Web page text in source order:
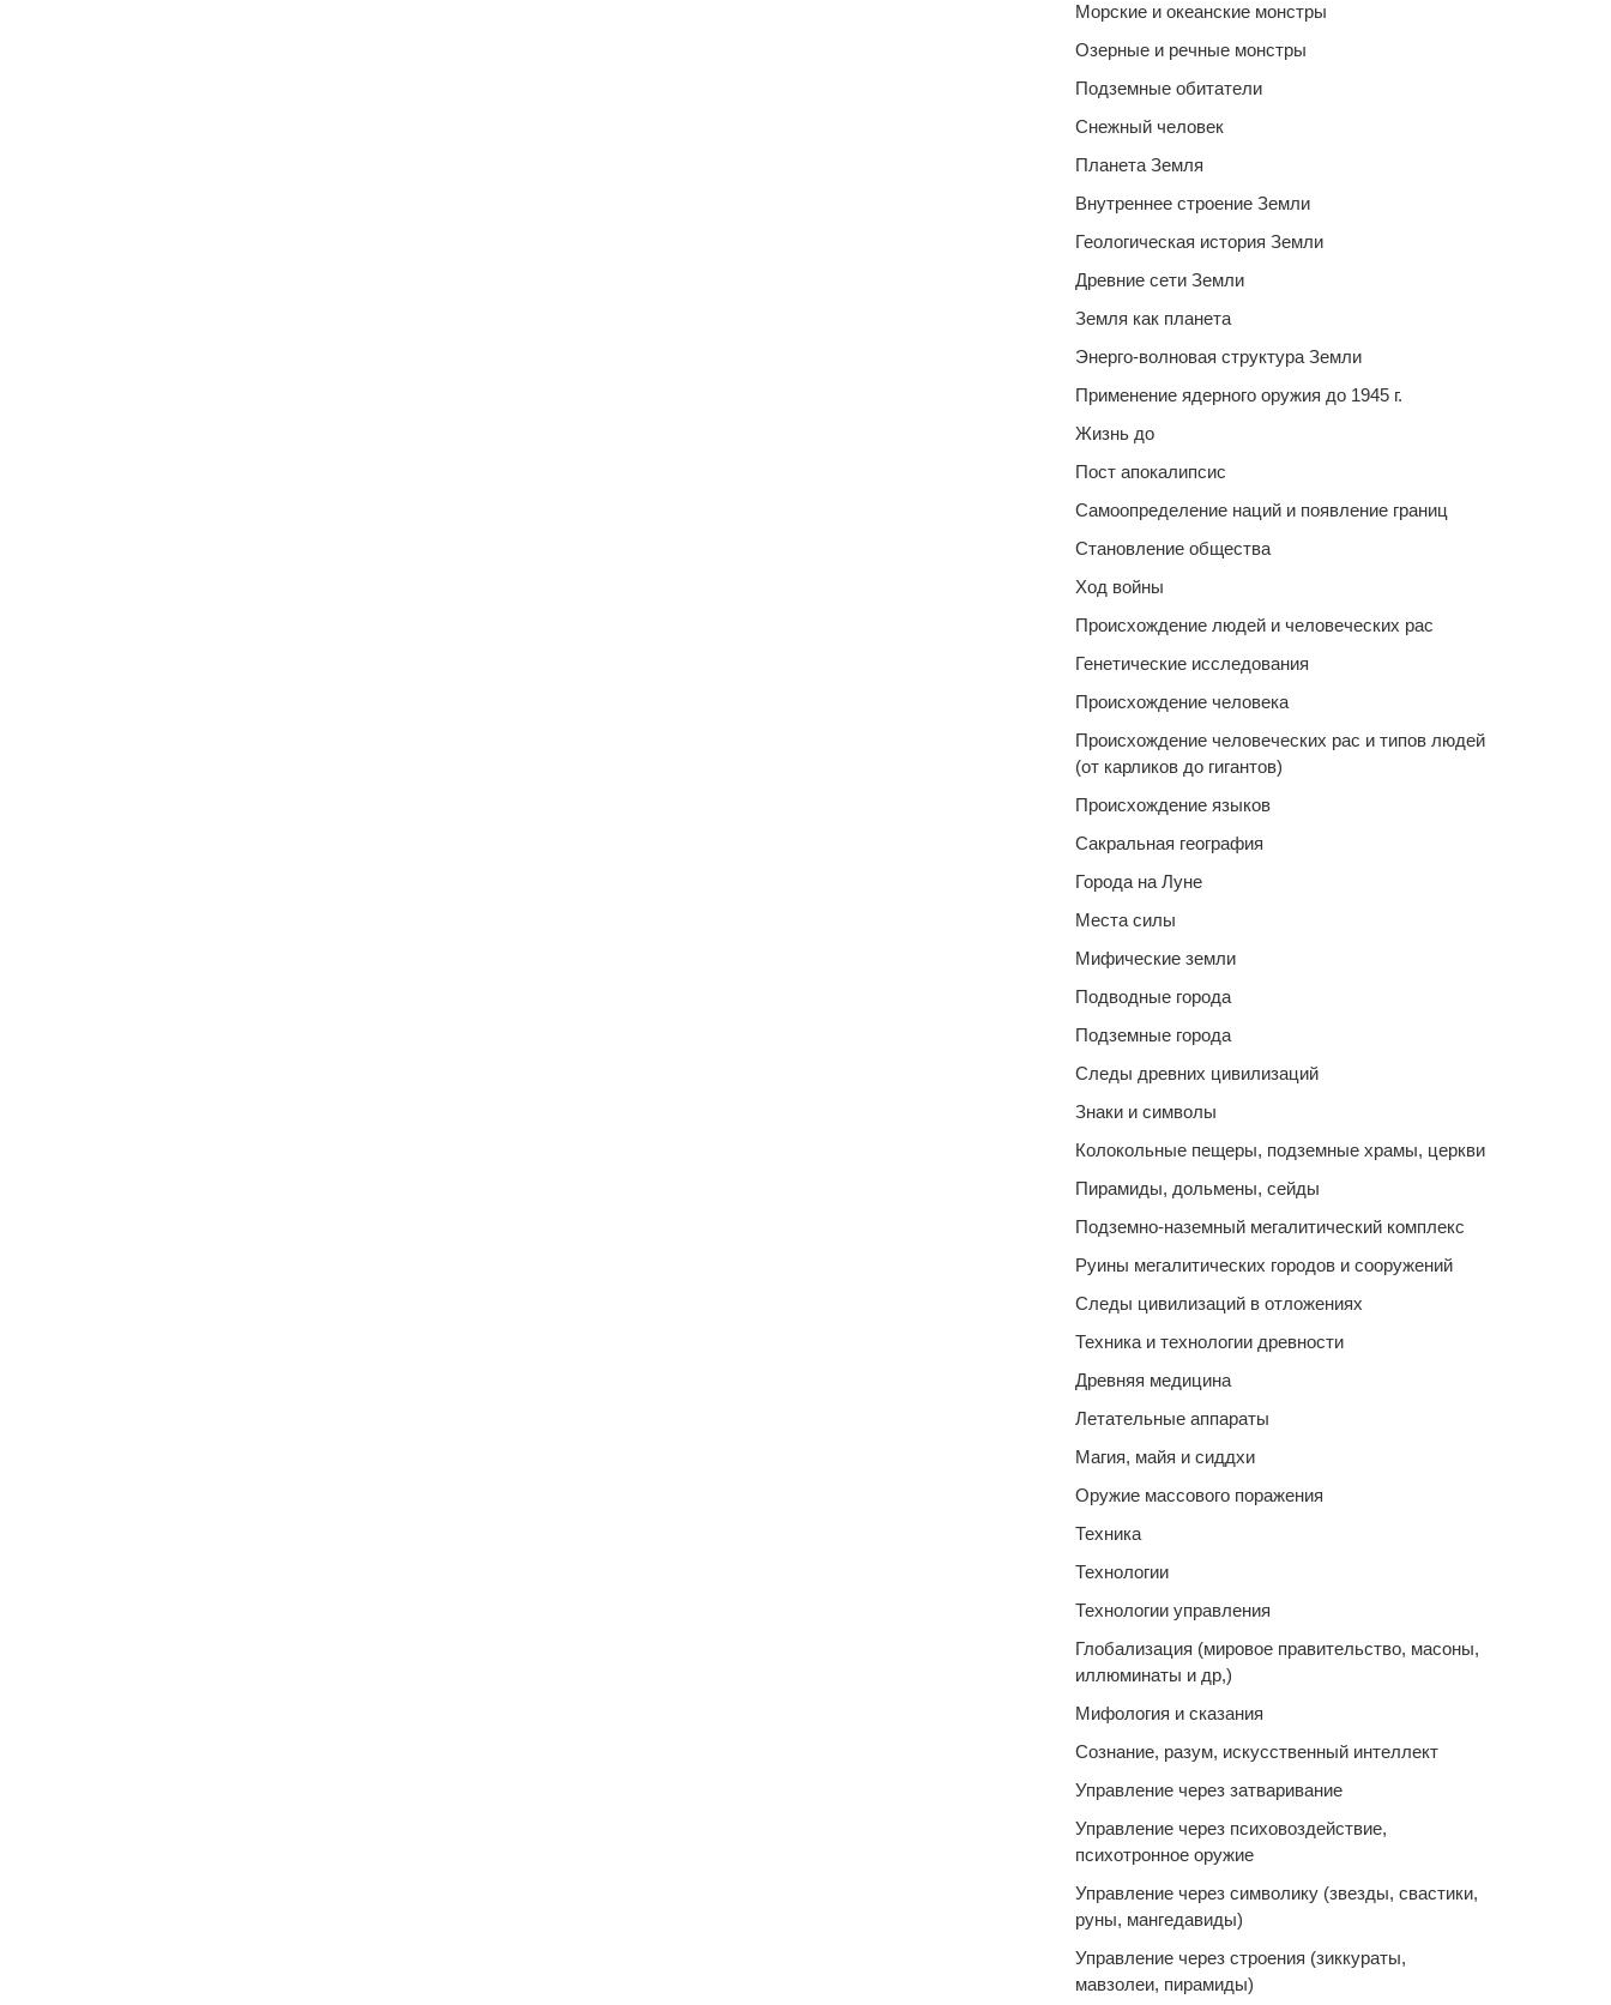
Морские и океанские монстры
Озерные и речные монстры
Подземные обитатели
Снежный человек
Планета Земля
Внутреннее строение Земли
Геологическая история Земли
Древние сети Земли
Земля как планета
Энерго-волновая структура Земли
Применение ядерного оружия до 1945 г.
Жизнь до
Пост апокалипсис
Самоопределение наций и появление границ
Становление общества
Ход войны
Происхождение людей и человеческих рас
Генетические исследования
Происхождение человека
Происхождение человеческих рас и типов людей
(от карликов до гигантов)
Происхождение языков
Сакральная география
Города на Луне
Места силы
Мифические земли
Подводные города
Подземные города
Следы древних цивилизаций
Знаки и символы
Колокольные пещеры, подземные храмы, церкви
Пирамиды, дольмены, сейды
Подземно-наземный мегалитический комплекс
Руины мегалитических городов и сооружений
Следы цивилизаций в отложениях
Техника и технологии древности
Древняя медицина
Летательные аппараты
Магия, майя и сиддхи
Оружие массового поражения
Техника
Технологии
Технологии управления
Глобализация (мировое правительство, масоны,
иллюминаты и др,)
Мифология и сказания
Сознание, разум, искусственный интеллект
Управление через затваривание
Управление через психовоздействие,
психотронное оружие
Управление через символику (звезды, свастики,
руны, мангедавиды)
Управление через строения (зиккураты,
мавзолеи, пирамиды)